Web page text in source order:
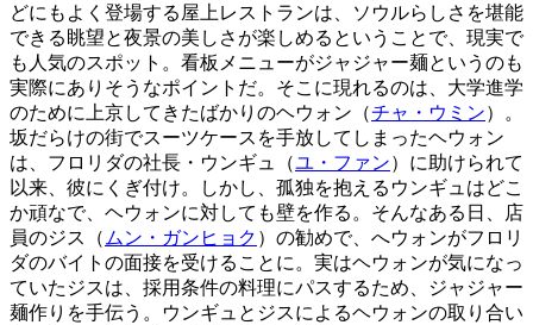
どにもよく登場する屋上レストランは、ソウルらしさを堪能
できる眺望と夜景の美しさが楽しめるということで、現実で
も人気のスポット。看板メニューがジャジャー麺というのも
実際にありそうなポイントだ。そこに現れるのは、大学進学
のために上京してきたばかりのヘウォン（チャ・ウミン）。
坂だらけの街でスーツケースを手放してしまったヘウォン
は、フロリダの社長・ウンギュ（ユ・ファン）に助けられて
以来、彼にくぎ付け。しかし、孤独を抱えるウンギュはどこ
か頑なで、ヘウォンに対しても壁を作る。そんなある日、店
員のジス（ ムン・ガンヒョク ）の勧めで、へウォンがフロリ
ダのバイトの面接を受けることに。実はヘウォンが気になっ
ていたジスは、採用条件の料理にパスするため、ジャジャー
麺作りを手伝う。ウンギュとジスによるヘウォンの取り合い